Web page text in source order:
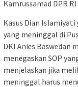
Kamrussamad DPR
Kasus Dian Islamiyati
yang meninggal di
DKI Anies Baswedan
menegaskan SOP
menjelaskan jika
meninggal harus